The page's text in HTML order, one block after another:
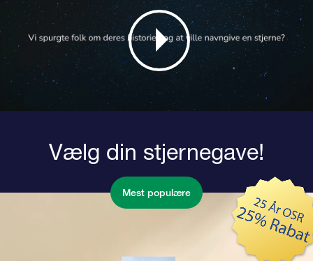
Vælg din stjernegave!
Mest populære